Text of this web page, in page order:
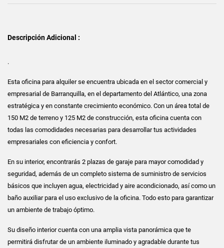
Descripción Adicional :
.
Esta oficina para alquiler se encuentra ubicada en el sector comercial y
empresarial de Barranquilla, en el departamento del Atlántico, una zona
estratégica y en constante crecimiento económico. Con un área total de
150 M2 de terreno y 125 M2 de construcción, esta oficina cuenta con
todas las comodidades necesarias para desarrollar tus actividades
empresariales con eficiencia y confort.
En su interior, encontrarás 2 plazas de garaje para mayor comodidad y
seguridad, además de un completo sistema de suministro de servicios
básicos que incluyen agua, electricidad y aire acondicionado, así como un
baño auxiliar para el uso exclusivo de la oficina. Todo esto para garantizar
un ambiente de trabajo óptimo.
Su diseño interior cuenta con una amplia vista panorámica que te
permitirá disfrutar de un ambiente iluminado y agradable durante tus